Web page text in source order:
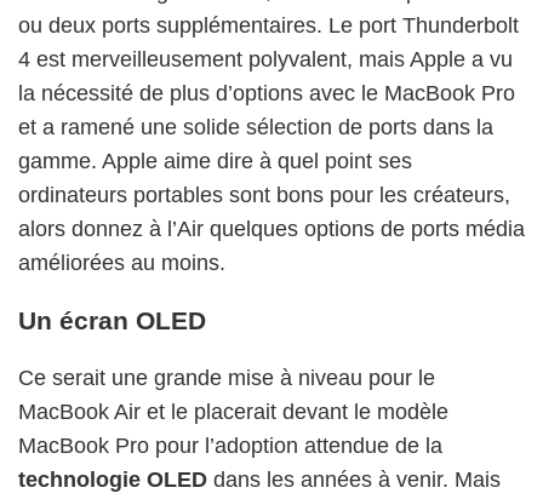
ou deux ports supplémentaires. Le port Thunderbolt
4 est merveilleusement polyvalent, mais Apple a vu
la nécessité de plus d’options avec le MacBook Pro
et a ramené une solide sélection de ports dans la
gamme. Apple aime dire à quel point ses
ordinateurs portables sont bons pour les créateurs,
alors donnez à l’Air quelques options de ports média
améliorées au moins.
Un écran OLED
Ce serait une grande mise à niveau pour le
MacBook Air et le placerait devant le modèle
MacBook Pro pour l’adoption attendue de la
technologie OLED dans les années à venir. Mais